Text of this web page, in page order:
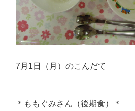
7月1日（月）のこんだて
＊ももぐみさん（後期食）＊